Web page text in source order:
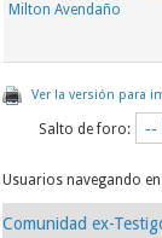
Milton Avendaño
Ver la versión para
Salto de foro:
Usuarios navegando
Comunidad ex-